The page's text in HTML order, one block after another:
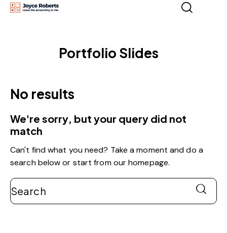
Portfolio Slides
No results
We're sorry, but your query did not
match
Can't find what you need? Take a moment and do a
search below or start fromour homepage.